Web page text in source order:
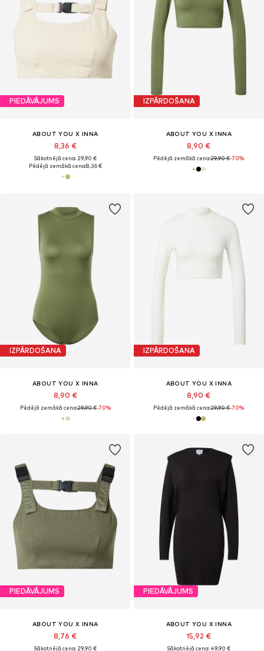
PIEDĀVĀJUMS
ABOUT YOU X INNA
8,36 €
Sākotnējā cena: 29,90 €
Pēdējā zemākā cena:8,36 €
IZPĀRDOŠANA
ABOUT YOU X INNA
8,90 €
Pēdējā zemākā cena:29,90 €-70%
IZPĀRDOŠANA
ABOUT YOU X INNA
8,90 €
Pēdējā zemākā cena:29,90 €-70%
IZPĀRDOŠANA
ABOUT YOU X INNA
8,90 €
Pēdējā zemākā cena:29,90 €-70%
PIEDĀVĀJUMS
ABOUT YOU X INNA
8,76 €
Sākotnējā cena: 29,90 €
PIEDĀVĀJUMS
ABOUT YOU X INNA
15,92 €
Sākotnējā cena: 49,90 €